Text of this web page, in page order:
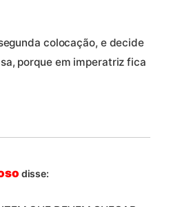
colocação, e decide
porque em imperatriz fica
disse: